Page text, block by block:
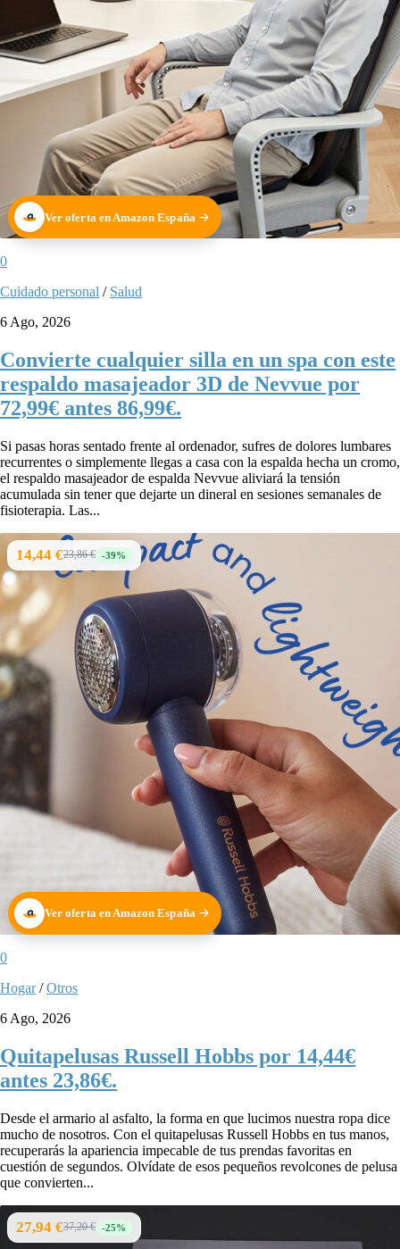
Ver oferta en Amazon España
0
Cuidado personal / Salud
6 Ago, 2026
Convierte cualquier silla en un spa con este
respaldo masajeador 3D de Nevvue por
72,99€ antes 86,99€.
Si pasas horas sentado frente al ordenador, sufres de dolores lumbares
recurrentes o simplemente llegas a casa con la espalda hecha un cromo,
el respaldo masajeador de espalda Nevvue aliviará la tensión
acumulada sin tener que dejarte un dineral en sesiones semanales de
fisioterapia. Las...
14,44 €23,86 € -39%
Ver oferta en Amazon España
0
Hogar/Otros
6 Ago, 2026
Quitapelusas Russell Hobbs por 14,44€
antes 23,86€.
Desde el armario al asfalto, la forma en que lucimos nuestra ropa dice
mucho de nosotros. Con el quitapelusas Russell Hobbs en tus manos,
recuperarás la apariencia impecable de tus prendas favoritas en
cuestión de segundos. Olvídate de esos pequeños revolcones de pelusa
que convierten...
27,94 €37,20 € -25%